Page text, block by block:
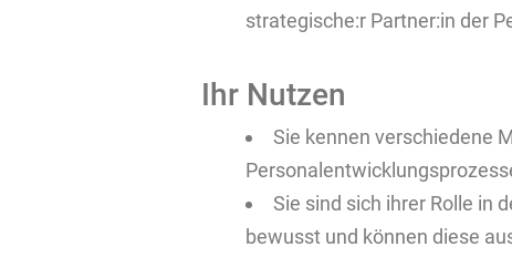
strategische:r Partner:in der
Ihr Nutzen
Sie kennen verschiedene
Sie sind sich ihrer Rolle in
bewusst und können diese